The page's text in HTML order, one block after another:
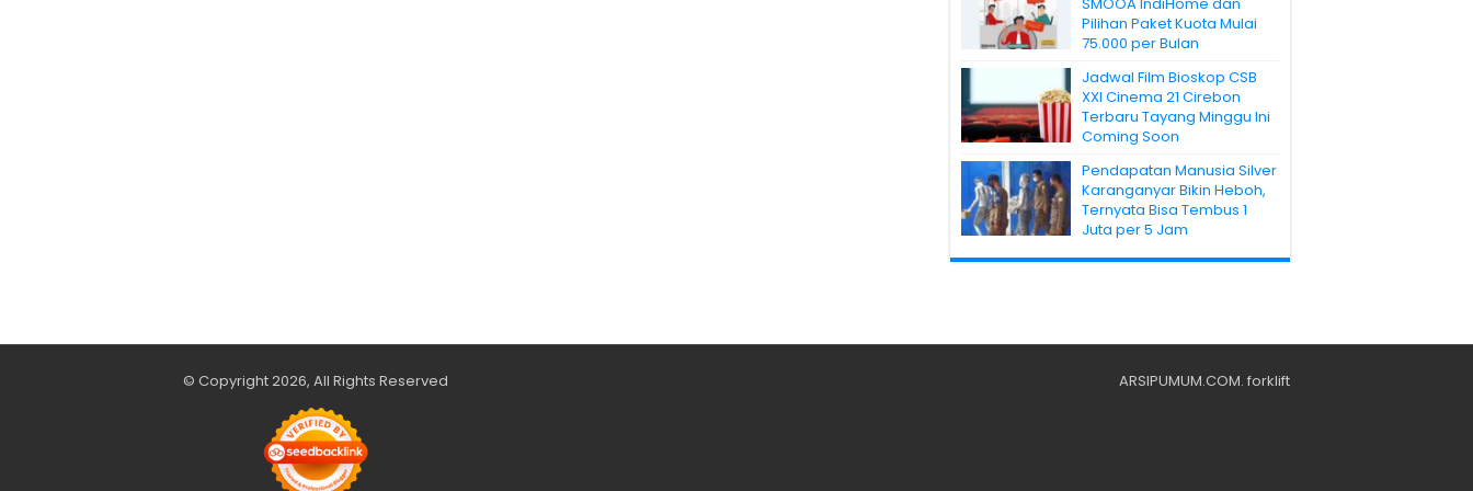
Pilihan Paket Kuota Mulai
75.000 per Bulan
Jadwal Film Bioskop CSB
XXI Cinema 21 Cirebon
Terbaru Tayang Minggu Ini
Coming Soon
Pendapatan Manusia Silver
Karanganyar Bikin Heboh,
Ternyata Bisa Tembus 1
Juta per 5 Jam
ARSIPUMUM.COM. forklift
© Copyright 2026, All Rights Reserved